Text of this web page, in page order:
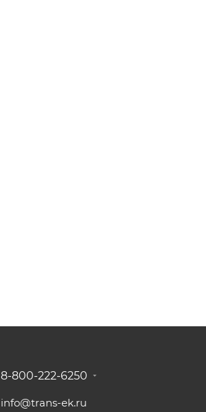
8-800-222-6250
info@trans-ek.ru